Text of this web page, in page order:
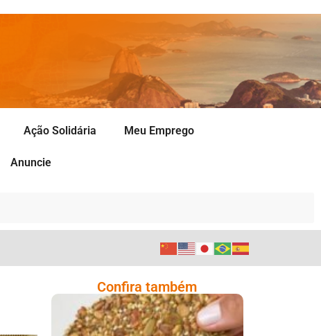
Ação Solidária Meu Emprego
Anuncie
Confira também